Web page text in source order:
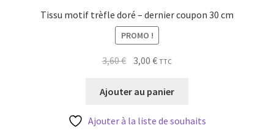
Tissu motif trèfle doré – dernier coupon 30 cm
PROMO !
3,60€ Le
initial
3,60 €.
3,00€Le
actuel
3,00 €.
TTC
Ajouter au panier
Ajouter à la liste de souhaits